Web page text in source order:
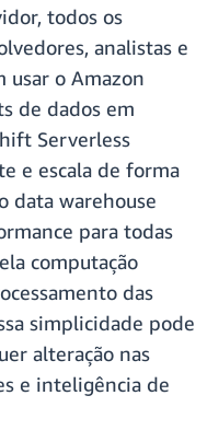
todos os
analistas e
usar o Amazon
de dados em
Serverless
e escala de forma
data warehouse
para todas
computação
das
simplicidade pode
alteração nas
e inteligência de